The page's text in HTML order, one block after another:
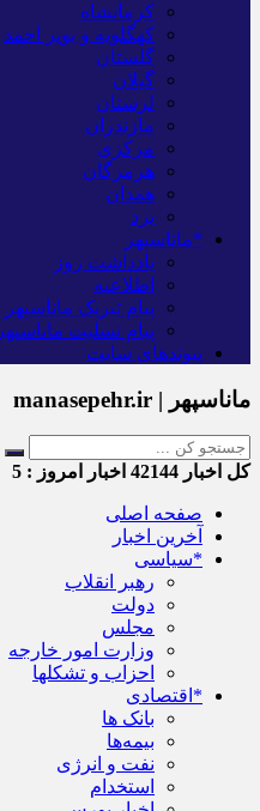
کرمانشاه
کهگلویه و بویر احمد
گلستان
گیلان
لرستان
مازندران
مرکزی
هرمزگان
همدان
یزد
*ماناسپهر
یادداشت روز
اطلاعیه
پیام تبریک ماناسپهر
پیام تسلیت ماناسپهر
پیوندهای سایت
ماناسپهر | manasepehr.ir
کل اخبار اخبار امروز : 5
صفحه اصلی
آخرین اخبار
*سیاسی
رهبر انقلاب
دولت
مجلس
وزارت امور خارجه
احزاب و تشکلها
*اقتصادی
بانک ها
بیمه‌ها
نفت و انرژی
استخدام